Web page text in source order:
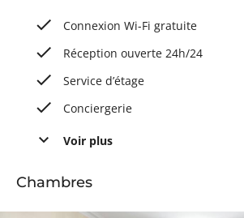
Connexion Wi-Fi gratuite
Réception ouverte 24h/24
Service d’étage
Conciergerie
Voir plus
Chambres